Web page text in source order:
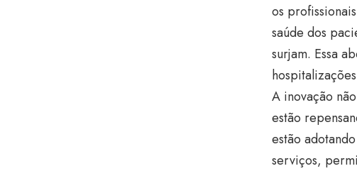
os
saúde dos
surjam. Essa
A inovação
estão
estão
serviços,